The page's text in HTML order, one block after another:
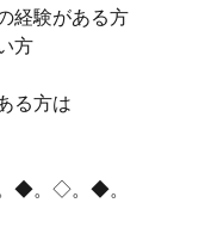
経験がある方
方
る方は
◆。◇。◆。